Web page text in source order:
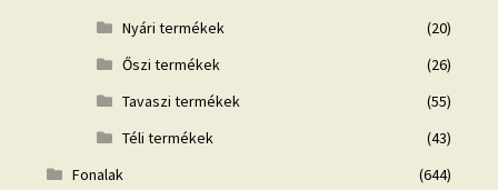
Nyári termékek
(20)
Őszi termékek
(26)
Tavaszi termékek
(55)
Téli termékek
(43)
Fonalak
(644)